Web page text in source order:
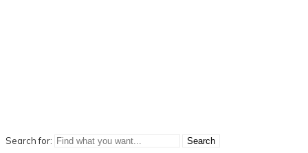
Search for: